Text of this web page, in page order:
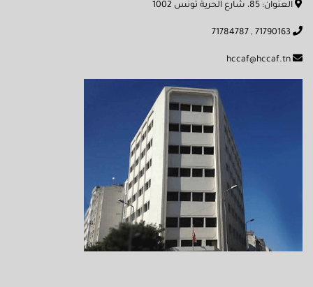
العنوان: 85، شارع الحرية تونس 1002